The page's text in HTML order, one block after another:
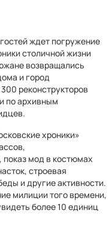
ждет погружение
столичной жизни
возвращались
и город
реконструкторов
по архивным
хроники»
показ мод в костюмах
строевая
и другие активности.
милиции того времени,
более 10 единиц